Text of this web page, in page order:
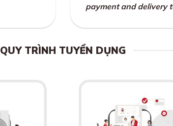
payment and delivery
QUY TRÌNH TUYỂN DỤNG